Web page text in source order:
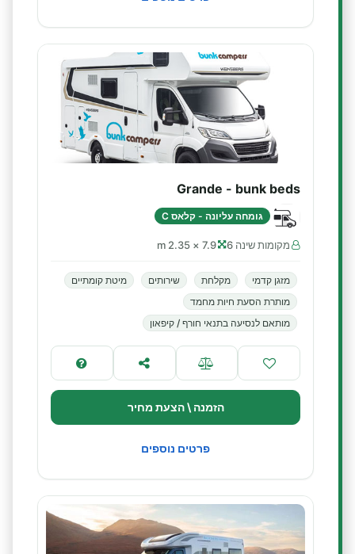
Grande - bunk beds
גומחה עליונה - קלאס C
מקומות שינה 6 7.9 × 2.35 m
מזגן קדמי מקלחת שירותים
מיטת קומתיים
מותרת הסעת חיות מחמד
מותאם לנסיעה בתנאי חורף / קיפאון
הזמנה \ הצעת מחיר
פרטים נוספים